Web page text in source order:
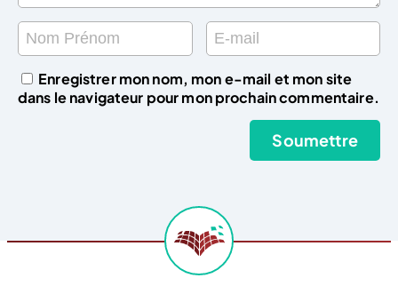
Enregistrer mon nom, mon e-mail et mon site
dans le navigateur pour mon prochain commentaire.